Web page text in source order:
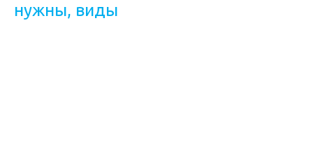
нужны, виды